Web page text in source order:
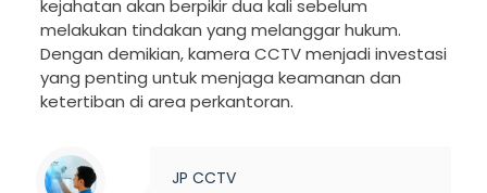
kejahatan akan berpikir dua kali sebelum
melakukan tindakan yang melanggar hukum.
Dengan demikian, kamera CCTV menjadi investasi
yang penting untuk menjaga keamanan dan
ketertiban di area perkantoran.
JP CCTV